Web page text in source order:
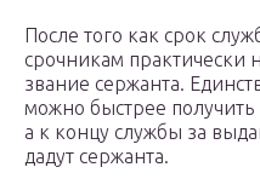
После того как срок
срочникам практически
звание сержанта.
можно быстрее
а к концу службы за
дадут сержанта.